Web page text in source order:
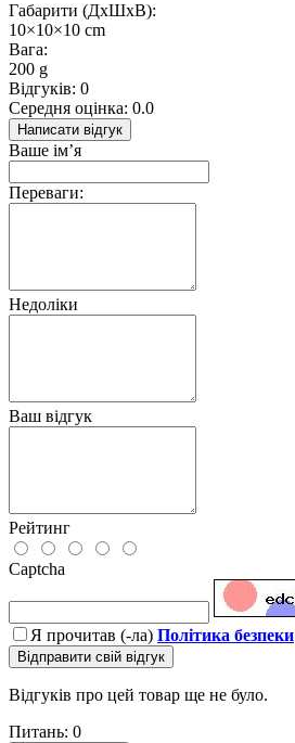
Габарити (ДхШхВ):
10×10×10 cm
Вага:
200 g
Відгуків: 0
Середня оцінка: 0.0
Написати відгук
Ваше ім’я
Переваги:
Недоліки
Ваш відгук
Рейтинг
Captcha
Я прочитав (-ла) Політика безпеки
Відправити свій відгук
Відгуків про цей товар ще не було.
Питань: 0